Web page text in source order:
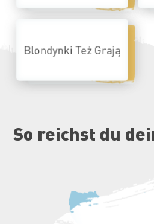
Blondynki Też Grają
Künstler aus Polen
So reichst du